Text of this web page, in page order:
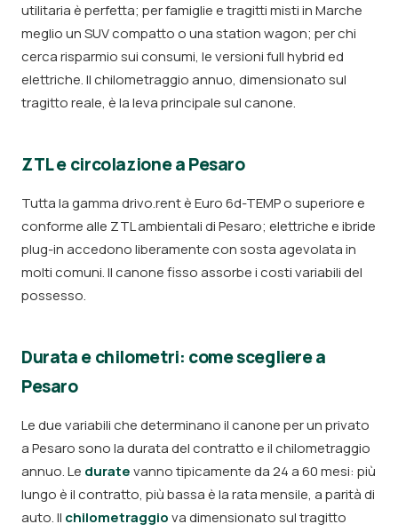
utilitaria è perfetta; per famiglie e tragitti misti in Marche
meglio un SUV compatto o una station wagon; per chi
cerca risparmio sui consumi, le versioni full hybrid ed
elettriche. Il chilometraggio annuo, dimensionato sul
tragitto reale, è la leva principale sul canone.
ZTL e circolazione a Pesaro
Tutta la gamma drivo.rent è Euro 6d-TEMP o superiore e
conforme alle ZTL ambientali di Pesaro; elettriche e ibride
plug-in accedono liberamente con sosta agevolata in
molti comuni. Il canone fisso assorbe i costi variabili del
possesso.
Durata e chilometri: come scegliere a
Pesaro
Le due variabili che determinano il canone per un privato
a Pesaro sono la durata del contratto e il chilometraggio
annuo. Le duratevanno tipicamente da 24 a 60 mesi: più
lungo è il contratto, più bassa è la rata mensile, a parità di
auto. Il chilometraggiova dimensionato sul tragitto